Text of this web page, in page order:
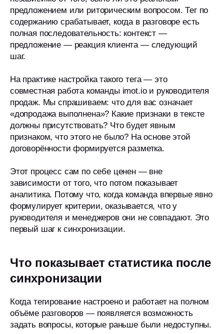
предложением или риторическим вопросом. Тег по
содержанию срабатывает, когда в разговоре есть
полная последовательность: контекст —
предложение — реакция клиента — следующий
шаг.
На практике настройка такого тега — это
совместная работа команды imot.io и руководителя
продаж. Мы спрашиваем: что для вас означает
«допродажа выполнена»? Какие признаки в тексте
должны присутствовать? Что будет явным
признаком, что этого не было? На основе этой
договорённости формируется разметка.
Этот процесс сам по себе ценен — вне
зависимости от того, что потом показывает
аналитика. Потому что, когда команда впервые явно
формулирует критерии, оказывается, что у
руководителя и менеджеров они не совпадают. Это
первый шаг к синхронизации.
Что показывает статистика после
синхронизации
Когда тегирование настроено и работает на полном
объёме разговоров — появляется возможность
задать вопросы, которые раньше были недоступны.
Посмотрите,
как imot.io работает